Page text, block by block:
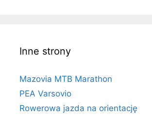
Inne strony
Mazovia MTB Marathon
PEA Varsovio
Rowerowa jazda na orientację